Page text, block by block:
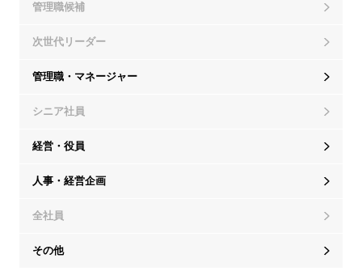
管理職候補
次世代リーダー
管理職・マネージャー
シニア社員
経営・役員
人事・経営企画
全社員
その他